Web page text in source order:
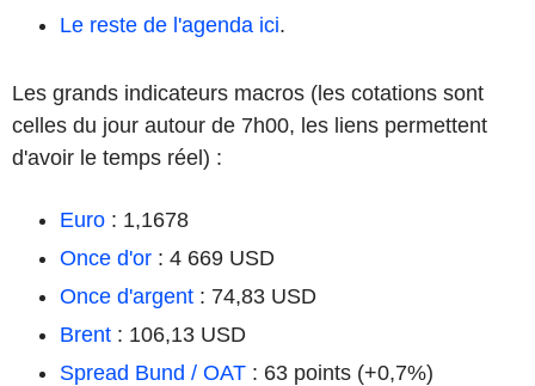
Le reste de l'agenda ici.
Les grands indicateurs macros (les cotations sont
celles du jour autour de 7h00, les liens permettent
d'avoir le temps réel) :
Euro : 1,1678
Once d'or : 4 669 USD
Once d'argent : 74,83 USD
Brent : 106,13 USD
Spread Bund / OAT : 63 points (+0,7%)